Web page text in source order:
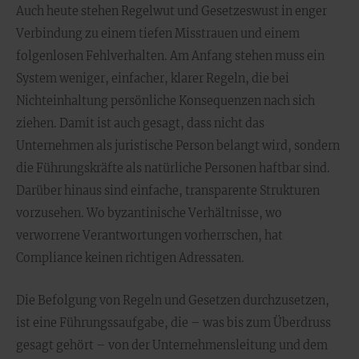
Auch heute stehen Regelwut und Gesetzeswust in enger
Verbindung zu einem tiefen Misstrauen und einem
folgenlosen Fehlverhalten. Am Anfang stehen muss ein
System weniger, einfacher, klarer Regeln, die bei
Nichteinhaltung persönliche Konsequenzen nach sich
ziehen. Damit ist auch gesagt, dass nicht das
Unternehmen als juristische Person belangt wird, sondern
die Führungskräfte als natürliche Personen haftbar sind.
Darüber hinaus sind einfache, transparente Strukturen
vorzusehen. Wo byzantinische Verhältnisse, wo
verworrene Verantwortungen vorherrschen, hat
Compliance keinen richtigen Adressaten.
Die Befolgung von Regeln und Gesetzen durchzusetzen,
ist eine Führungssaufgabe, die – was bis zum Überdruss
gesagt gehört – von der Unternehmensleitung und dem